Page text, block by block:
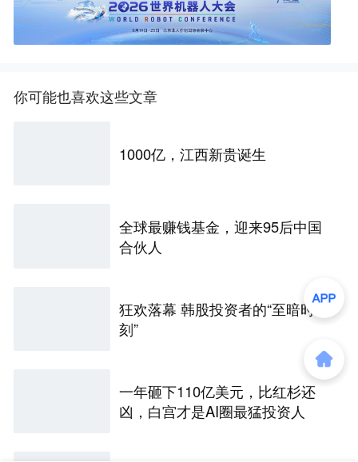
你可能也喜欢这些文章
1000亿，江西新贵诞生
全球最赚钱基金，迎来95后中国
合伙人
狂欢落幕 韩股投资者的“至暗时
刻”
一年砸下110亿美元，比红杉还
凶，白宫才是AI圈最猛投资人